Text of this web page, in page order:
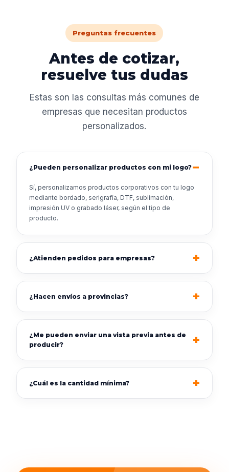
Preguntas frecuentes
Antes de cotizar,
resuelve tus dudas
Estas son las consultas más comunes de
empresas que necesitan productos
personalizados.
¿Pueden personalizar productos con mi logo?
Sí, personalizamos productos corporativos con tu logo
mediante bordado, serigrafía, DTF, sublimación,
impresión UV o grabado láser, según el tipo de
producto.
¿Atienden pedidos para empresas?
¿Hacen envíos a provincias?
¿Me pueden enviar una vista previa antes de
producir?
¿Cuál es la cantidad mínima?